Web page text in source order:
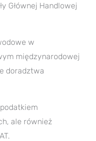
Głównej Handlowej
w
międzynarodowej
doradztwa
ale również